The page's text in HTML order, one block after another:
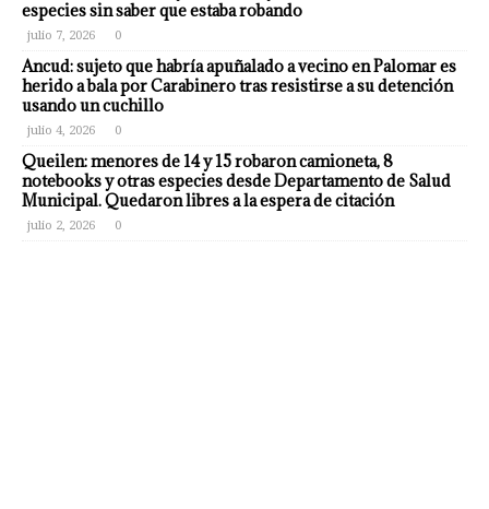
especies sin saber que estaba robando
julio 7, 2026 0
Ancud: sujeto que habría apuñalado a vecino en Palomar es
herido a bala por Carabinero tras resistirse a su detención
usando un cuchillo
julio 4, 2026 0
Queilen: menores de 14 y 15 robaron camioneta, 8
notebooks y otras especies desde Departamento de Salud
Municipal. Quedaron libres a la espera de citación
julio 2, 2026 0